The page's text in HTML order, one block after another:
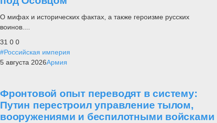
О мифах и исторических фактах, а также героизме русских
воинов....
31 0 0
#Российская империя
5 августа 2026Армия
Фронтовой опыт переводят в систему:
Путин перестроил управление тылом,
вооружениями и беспилотными войсками